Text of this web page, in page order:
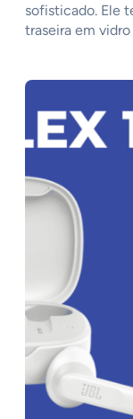
sofisticado. Ele
traseira em